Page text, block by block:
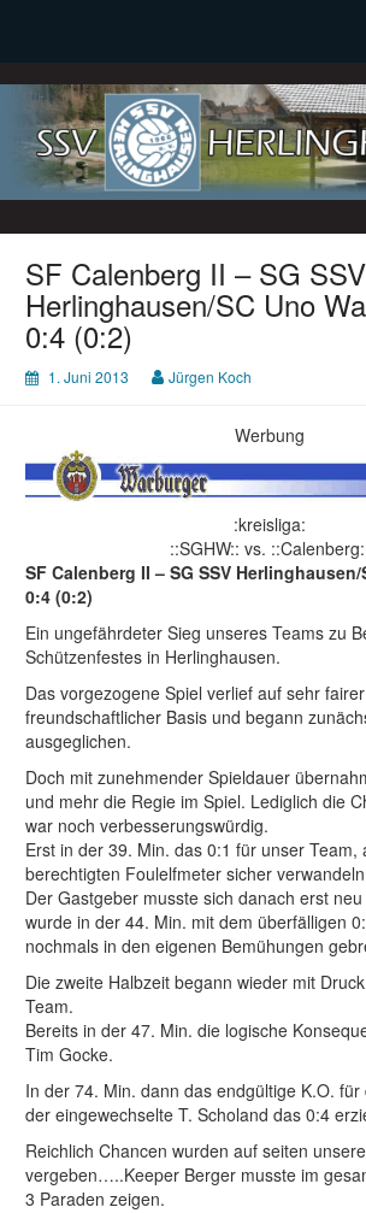
SSV Herlinghausen e.
SF Calenberg II – SG SSV
Herlinghausen/SC Uno
0:4 (0:2)
1. Juni 2013 Jürgen Koch
Werbung
:kreisliga:
::SGHW:: vs.
SF Calenberg II – SG SSV
0:4 (0:2)
Ein ungefährdeter Sieg unseres Teams zu
Schützenfestes in Herlinghausen.
Das vorgezogene Spiel verlief auf sehr
freundschaftlicher Basis und begann
ausgeglichen.
Doch mit zunehmender Spieldauer
und mehr die Regie im Spiel. Lediglich die
war noch verbesserungswürdig.
Erst in der 39. Min. das 0:1 für unser Team,
berechtigten Foulelfmeter sicher
Der Gastgeber musste sich danach erst
wurde in der 44. Min. mit dem überfälligen
nochmals in den eigenen Bemühungen
Die zweite Halbzeit begann wieder mit
Team.
Bereits in der 47. Min. die logische
Tim Gocke.
In der 74. Min. dann das endgültige K.O.
der eingewechselte T. Scholand das 0:4
Reichlich Chancen wurden auf seiten
vergeben…..Keeper Berger musste im
3 Paraden zeigen.